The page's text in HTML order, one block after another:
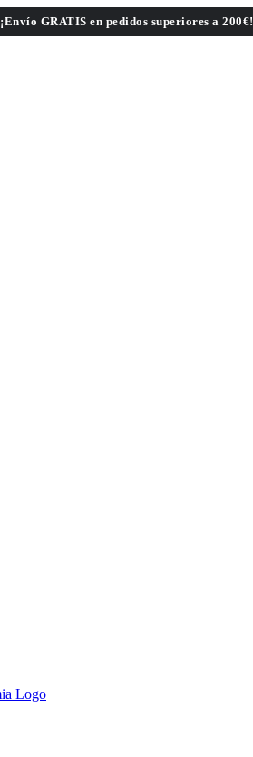
¡Envío GRATIS en pedidos superiores a 200€!